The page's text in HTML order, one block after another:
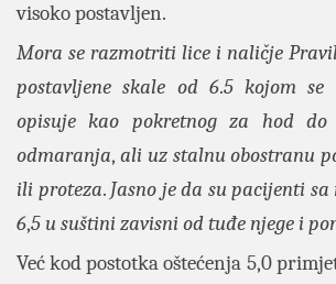
visoko postavljen.
Mora se razmotriti lice i naličje
postavljene skale od 6.5 kojom se
opisuje kao pokretnog za hod do
odmaranja, ali uz stalnu obostranu
ili proteza. Jasno je da su pacijenti
6,5 u suštini zavisni od tuđe njege i
Već kod postotka oštećenja 5,0